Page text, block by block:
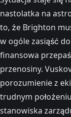
nastolatka na
to, że Brighton
w ogóle zasiąść
finansowa
przenosiny.
porozumienie z
trudnym
stanowiska